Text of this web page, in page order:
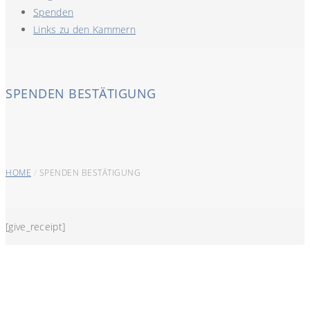
Spenden
Links zu den Kammern
SPENDEN BESTÄTIGUNG
HOME / SPENDEN BESTÄTIGUNG
[give_receipt]